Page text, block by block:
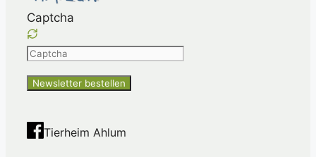
Captcha
Please
the
shown
in
Tierheim Ahlum